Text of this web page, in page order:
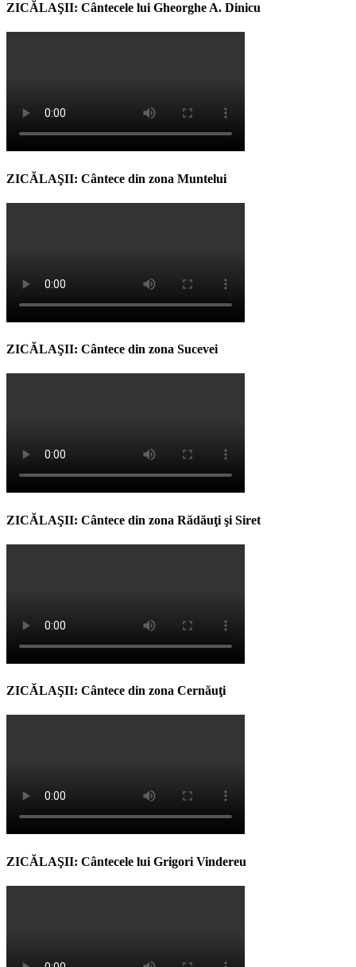
ZICĂLAŞII: Cântecele lui Gheorghe A. Dinicu
ZICĂLAŞII: Cântece din zona Muntelui
ZICĂLAŞII: Cântece din zona Sucevei
ZICĂLAŞII: Cântece din zona Rădăuţi şi Siret
ZICĂLAŞII: Cântece din zona Cernăuţi
ZICĂLAŞII: Cântecele lui Grigori Vindereu